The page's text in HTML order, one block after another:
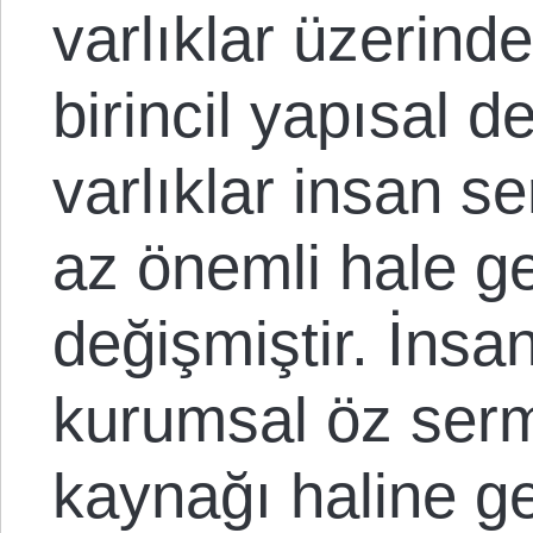
varlıklar
birincil yapısal
varlıklar insan
az önemli hale
değişmiştir.
kurumsal öz
kaynağı haline